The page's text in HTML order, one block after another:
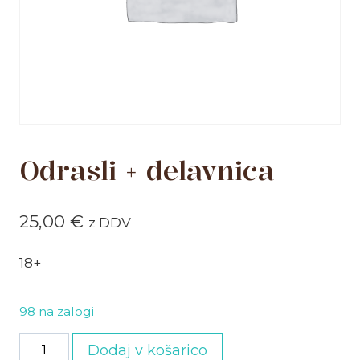
Odrasli + delavnica
25,00 € z DDV
18+
98 na zalogi
Odrasli
Dodaj v košarico